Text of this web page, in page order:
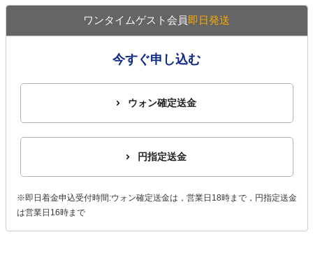
ワンタイムゲスト会員即日発送
今すぐ申し込む
ウォン確定送金
円指定送金
※即日着金申込受付時間:ウォン確定送金は，営業日18時まで，円指定送金
は営業日16時まで